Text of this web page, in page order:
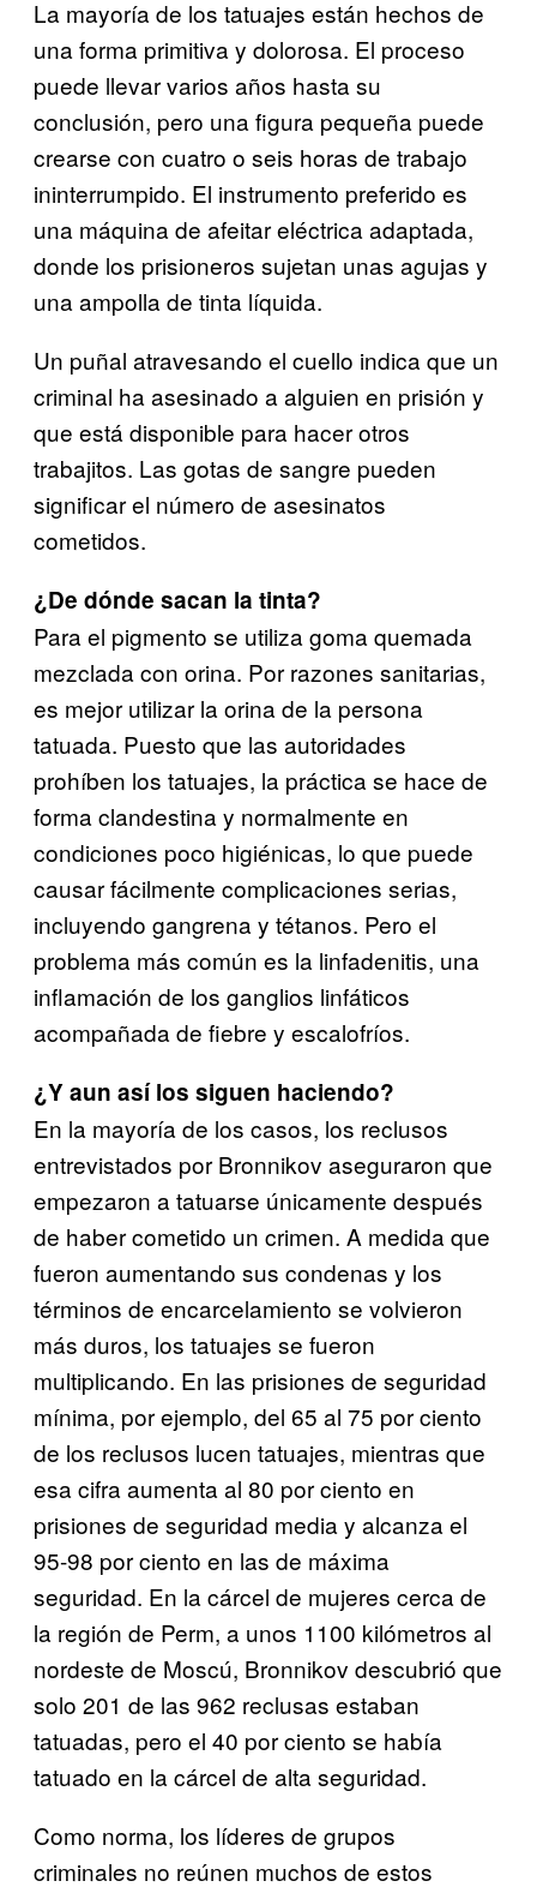
La mayoría de los tatuajes están hechos de
una forma primitiva y dolorosa. El proceso
puede llevar varios años hasta su
conclusión, pero una figura pequeña puede
crearse con cuatro o seis horas de trabajo
ininterrumpido. El instrumento preferido es
una máquina de afeitar eléctrica adaptada,
donde los prisioneros sujetan unas agujas y
una ampolla de tinta líquida.
Un puñal atravesando el cuello indica que un
criminal ha asesinado a alguien en prisión y
que está disponible para hacer otros
trabajitos. Las gotas de sangre pueden
significar el número de asesinatos
cometidos.
¿De dónde sacan la tinta?
Para el pigmento se utiliza goma quemada
mezclada con orina. Por razones sanitarias,
es mejor utilizar la orina de la persona
tatuada. Puesto que las autoridades
prohíben los tatuajes, la práctica se hace de
forma clandestina y normalmente en
condiciones poco higiénicas, lo que puede
causar fácilmente complicaciones serias,
incluyendo gangrena y tétanos. Pero el
problema más común es la linfadenitis, una
inflamación de los ganglios linfáticos
acompañada de fiebre y escalofríos.
¿Y aun así los siguen haciendo?
En la mayoría de los casos, los reclusos
entrevistados por Bronnikov aseguraron que
empezaron a tatuarse únicamente después
de haber cometido un crimen. A medida que
fueron aumentando sus condenas y los
términos de encarcelamiento se volvieron
más duros, los tatuajes se fueron
multiplicando. En las prisiones de seguridad
mínima, por ejemplo, del 65 al 75 por ciento
de los reclusos lucen tatuajes, mientras que
esa cifra aumenta al 80 por ciento en
prisiones de seguridad media y alcanza el
95-98 por ciento en las de máxima
seguridad. En la cárcel de mujeres cerca de
la región de Perm, a unos 1100 kilómetros al
nordeste de Moscú, Bronnikov descubrió que
solo 201 de las 962 reclusas estaban
tatuadas, pero el 40 por ciento se había
tatuado en la cárcel de alta seguridad.
Como norma, los líderes de grupos
criminales no reúnen muchos de estos